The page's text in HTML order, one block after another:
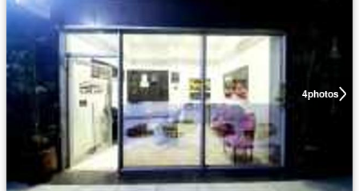
4photos